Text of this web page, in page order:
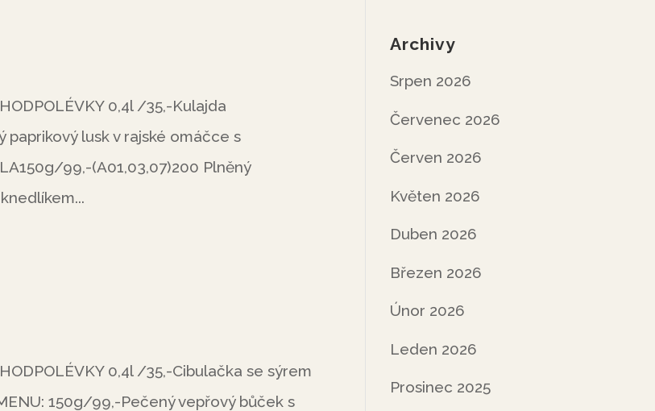
0,4l /35,-Kulajda
paprikový lusk v rajské omáčce s
99,-(A01,03,07)200 Plněný
0,4l /35,-Cibulačka se sýrem
150g/99,-Pečený vepřový bůček s
Archivy
Srpen 2026
Červenec 2026
Červen 2026
Květen 2026
Duben 2026
Březen 2026
Únor 2026
Leden 2026
Prosinec 2025